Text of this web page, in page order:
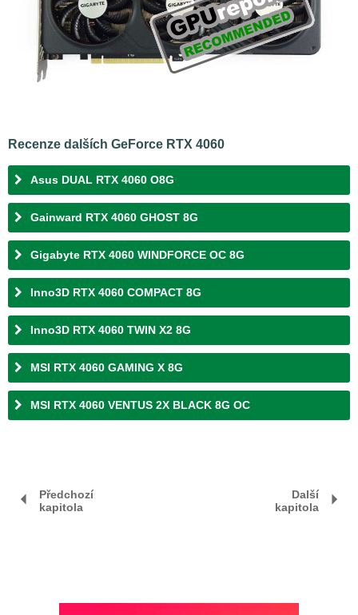
Recenze dalších GeForce RTX 4060
Asus DUAL RTX 4060 O8G
Gainward RTX 4060 GHOST 8G
Gigabyte RTX 4060 WINDFORCE OC 8G
Inno3D RTX 4060 COMPACT 8G
Inno3D RTX 4060 TWIN X2 8G
MSI RTX 4060 GAMING X 8G
MSI RTX 4060 VENTUS 2X BLACK 8G OC
Předchozí
kapitola
Další
kapitola